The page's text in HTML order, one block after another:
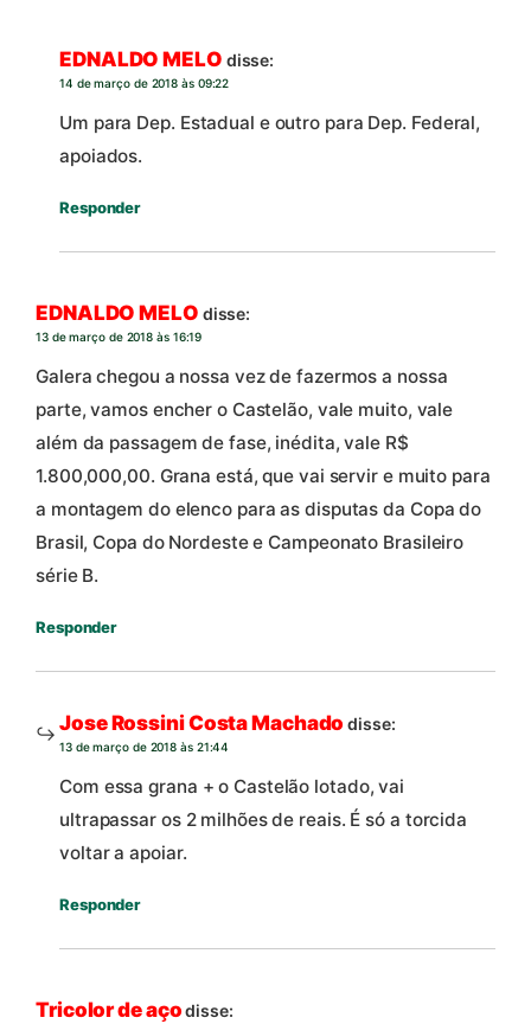
EDNALDO MELO disse:
14 de março de 2018 às 09:22
Um para Dep. Estadual e outro para Dep. Federal,
apoiados.
Responder
EDNALDO MELO disse:
13 de março de 2018 às 16:19
Galera chegou a nossa vez de fazermos a nossa
parte, vamos encher o Castelão, vale muito, vale
além da passagem de fase, inédita, vale R$
1.800,000,00. Grana está, que vai servir e muito para
a montagem do elenco para as disputas da Copa do
Brasil, Copa do Nordeste e Campeonato Brasileiro
série B.
Responder
Jose Rossini Costa Machado disse:
13 de março de 2018 às 21:44
Com essa grana + o Castelão lotado, vai
ultrapassar os 2 milhões de reais. É só a torcida
voltar a apoiar.
Responder
Tricolor de aço disse: